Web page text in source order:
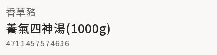
香草豬
養氣四神湯(1000g)
4711457574636